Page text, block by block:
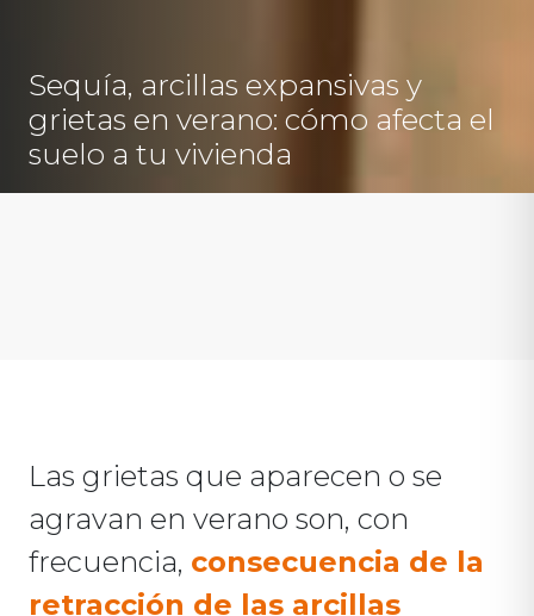
Sequía, arcillas expansivas y
grietas en verano: cómo afecta el
suelo a tu vivienda
Las grietas que aparecen o se
agravan en verano son, con
frecuencia, consecuencia de la
retracción de las arcillas